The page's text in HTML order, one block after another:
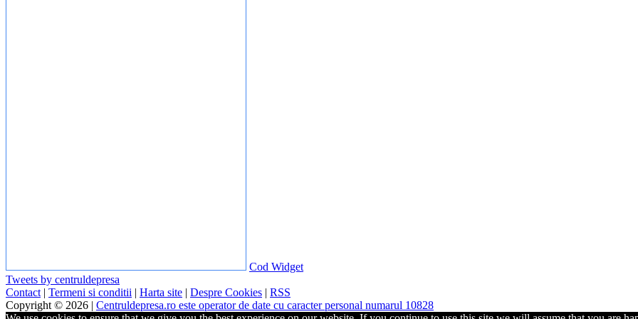
Cod Widget
Tweets by centruldepresa
Contact | Termeni si conditii | Harta site | Despre Cookies | RSS
Copyright © 2026 | Centruldepresa.ro este operator de date cu caracter personal numarul 10828